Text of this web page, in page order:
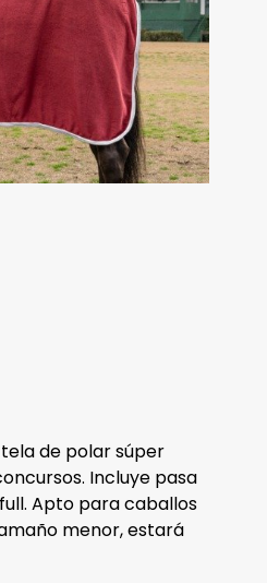
de polar súper
Incluye pasa
Apto para caballos
menor, estará